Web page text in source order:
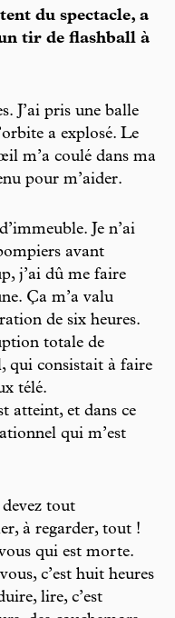
du spectacle, a
tir de flashball à
J’ai pris une balle
a explosé. Le
m’a coulé dans ma
pour m’aider.
Je n’ai
avant
j’ai dû me faire
Ça m’a valu
de six heures.
totale de
qui consistait à faire
télé.
atteint, et dans ce
qui m’est
tout
à regarder, tout !
qui est morte.
c’est huit heures
lire, c’est